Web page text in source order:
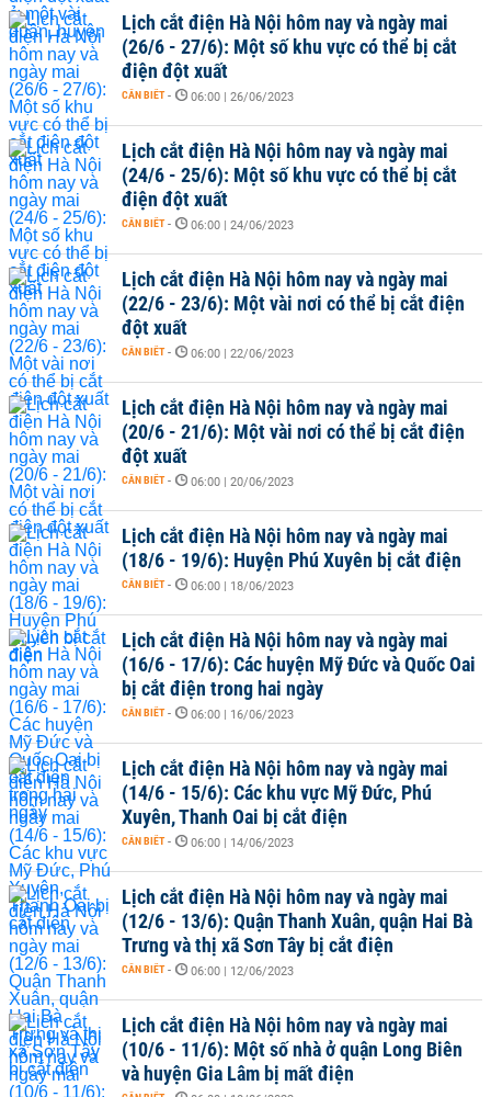
Lịch cắt điện Hà Nội hôm nay và ngày mai
(26/6 - 27/6): Một số khu vực có thể bị cắt
điện đột xuất
CẦN BIẾT - 06:00 | 26/06/2023
Lịch cắt điện Hà Nội hôm nay và ngày mai
(24/6 - 25/6): Một số khu vực có thể bị cắt
điện đột xuất
CẦN BIẾT - 06:00 | 24/06/2023
Lịch cắt điện Hà Nội hôm nay và ngày mai
(22/6 - 23/6): Một vài nơi có thể bị cắt điện
đột xuất
CẦN BIẾT - 06:00 | 22/06/2023
Lịch cắt điện Hà Nội hôm nay và ngày mai
(20/6 - 21/6): Một vài nơi có thể bị cắt điện
đột xuất
CẦN BIẾT - 06:00 | 20/06/2023
Lịch cắt điện Hà Nội hôm nay và ngày mai
(18/6 - 19/6): Huyện Phú Xuyên bị cắt điện
CẦN BIẾT - 06:00 | 18/06/2023
Lịch cắt điện Hà Nội hôm nay và ngày mai
(16/6 - 17/6): Các huyện Mỹ Đức và Quốc Oai
bị cắt điện trong hai ngày
CẦN BIẾT - 06:00 | 16/06/2023
Lịch cắt điện Hà Nội hôm nay và ngày mai
(14/6 - 15/6): Các khu vực Mỹ Đức, Phú
Xuyên, Thanh Oai bị cắt điện
CẦN BIẾT - 06:00 | 14/06/2023
Lịch cắt điện Hà Nội hôm nay và ngày mai
(12/6 - 13/6): Quận Thanh Xuân, quận Hai Bà
Trưng và thị xã Sơn Tây bị cắt điện
CẦN BIẾT - 06:00 | 12/06/2023
Lịch cắt điện Hà Nội hôm nay và ngày mai
(10/6 - 11/6): Một số nhà ở quận Long Biên
và huyện Gia Lâm bị mất điện